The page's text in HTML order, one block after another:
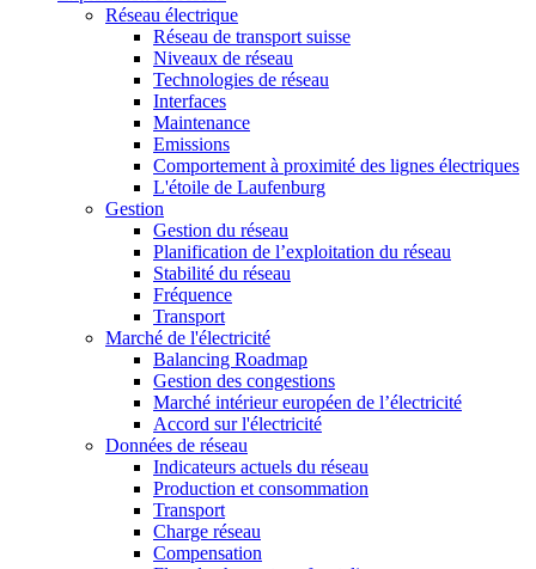
Réseau électrique
Réseau de transport suisse
Niveaux de réseau
Technologies de réseau
Interfaces
Maintenance
Emissions
Comportement à proximité des lignes électriques
L'étoile de Laufenburg
Gestion
Gestion du réseau
Planification de l’exploitation du réseau
Stabilité du réseau
Fréquence
Transport
Marché de l'électricité
Balancing Roadmap
Gestion des congestions
Marché intérieur européen de l’électricité
Accord sur l'électricité
Données de réseau
Indicateurs actuels du réseau
Production et consommation
Transport
Charge réseau
Compensation